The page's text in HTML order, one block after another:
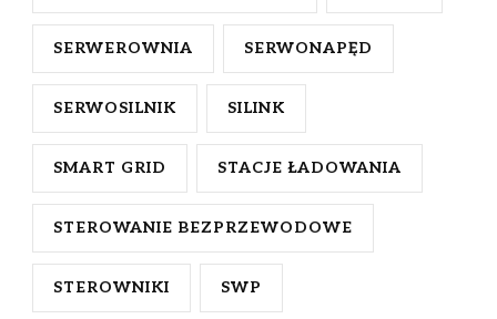
SERWEROWNIA SERWONAPĘD
SERWOSILNIK SILINK
SMART GRID STACJE ŁADOWANIA
STEROWANIE BEZPRZEWODOWE
STEROWNIKI SWP